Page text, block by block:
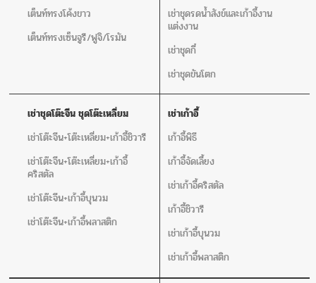
เต็นท์ทรงโค้งขาว
เต็นท์ทรงเซ็นจูรี/ฟูจิ/โรมัน
เช่าชุดรดน้ำสังข์และเก้าอี้งาน
แต่งงาน
เช่าชุดกี๋
เช่าชุดขันโตก
เช่าชุดโต๊ะจีน ชุดโต๊ะเหลี่ยม
เช่าโต๊ะจีน+โต๊ะเหลี่ยม+เก้าอี้ชิวารี
เช่าโต๊ะจีน+โต๊ะเหลี่ยม+เก้าอี้
คริสตัล
เช่าโต๊ะจีน+เก้าอี้บุนวม
เช่าโต๊ะจีน+เก้าอี้พลาสติก
เช่าเก้าอี้
เก้าอี้พิธี
เก้าอี้จัดเลี้ยง
เช่าเก้าอี้คริสตัล
เก้าอี้ชิวารี
เช่าเก้าอี้บุนวม
เช่าเก้าอี้พลาสติก